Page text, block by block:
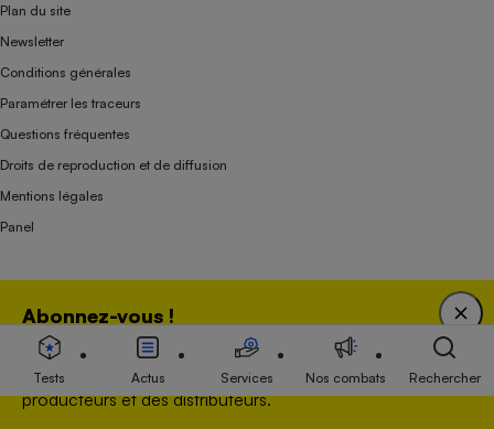
Abonnez-vous !
Bénéficiez d'une expertise unique tout en soutenant
une association 100 % indépendante de l'Etat, des
producteurs et des distributeurs.
Plan du site
Newsletter
Conditions générales
Paramétrer les traceurs
Questions fréquentes
Droits de reproduction et de diffusion
Mentions légales
Panel
Association indépendante de l’État, des syndicats, des producteurs et des
distributeurs depuis 1951.
Tests Actus Services Nos combats Rechercher